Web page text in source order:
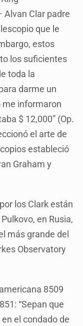
Clar padre
que le
estos
los suficientes
toda la
darme un
informaron
$ 12,000” (Op.
el arte de
estableció
Graham y
los Clark están
en Rusia,
más grande del
Observatory
8509
“Sepan que
en el condado de